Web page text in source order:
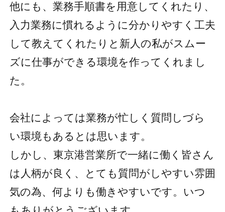
他にも、業務手順書を用意してくれたり、
入力業務に慣れるように分かりやすく工夫
して教えてくれたりと新人の私がスムー
ズに仕事ができる環境を作ってくれまし
た。
会社によっては業務が忙しく質問しづら
い環境もあるとは思います。
しかし、東京港営業所で一緒に働く皆さん
は人柄が良く、とても質問がしやすい雰囲
気の為、何よりも働きやすいです。いつ